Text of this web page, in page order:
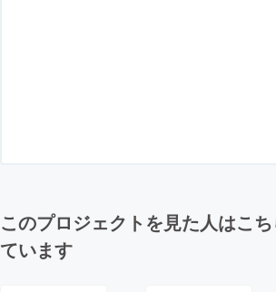
このプロジェクトを見た人はこ
ています